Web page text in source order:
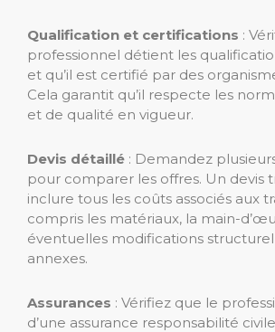
Qualification et certifications :
professionnel détient les
et qu’il est certifié par des
Cela garantit qu’il respecte les
et de qualité en vigueur.
Devis détaillé : Demandez
pour comparer les offres. Un devis
inclure tous les coûts associés aux
compris les matériaux, la main-
éventuelles modifications
annexes.
Assurances : Vérifiez que le
d’une assurance responsabilité